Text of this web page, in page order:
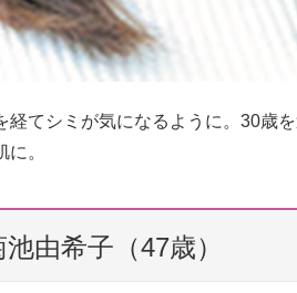
経てシミが気になるように。30歳
。
由希子（47歳）